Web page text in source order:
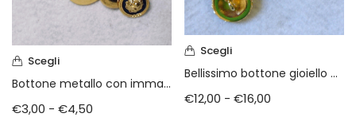
Scegli
Bottone metallo con immagine a rilievo
€3,00 - €4,50
Scegli
Bellissimo bottone gioiello metallo e swarovski
€12,00 - €16,00